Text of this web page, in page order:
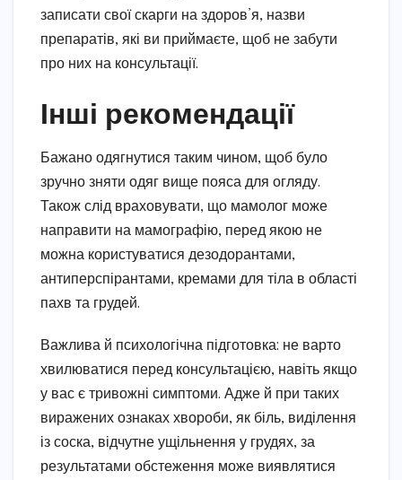
записати свої скарги на здоров’я, назви
препаратів, які ви приймаєте, щоб не забути
про них на консультації.
Інші рекомендації
Бажано одягнутися таким чином, щоб було
зручно зняти одяг вище пояса для огляду.
Також слід враховувати, що мамолог може
направити на мамографію, перед якою не
можна користуватися дезодорантами,
антиперспірантами, кремами для тіла в області
пахв та грудей.
Важлива й психологічна підготовка: не варто
хвилюватися перед консультацією, навіть якщо
у вас є тривожні симптоми. Адже й при таких
виражених ознаках хвороби, як біль, виділення
із соска, відчутне ущільнення у грудях, за
результатами обстеження може виявлятися